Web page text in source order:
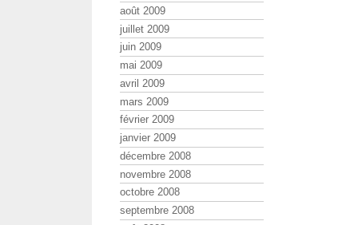
août 2009
juillet 2009
juin 2009
mai 2009
avril 2009
mars 2009
février 2009
janvier 2009
décembre 2008
novembre 2008
octobre 2008
septembre 2008